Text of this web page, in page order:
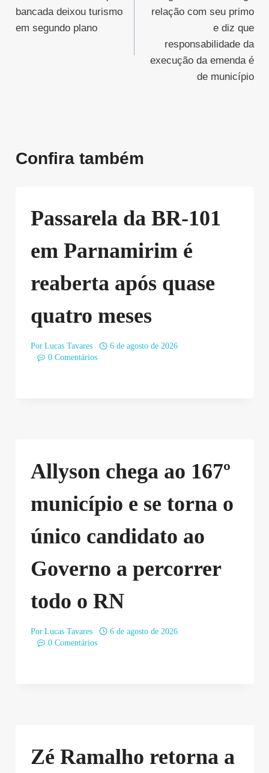
Post
bancada deixou turismo
em segundo plano
relação com seu primo
e diz que
responsabilidade da
execução da emenda é
de município
Confira também
Passarela da BR-101
em Parnamirim é
reaberta após quase
quatro meses
Por Lucas Tavares
6 de agosto de 2026
0 Comentários
Allyson chega ao 167º
município e se torna o
único candidato ao
Governo a percorrer
todo o RN
Por Lucas Tavares
6 de agosto de 2026
0 Comentários
Zé Ramalho retorna a